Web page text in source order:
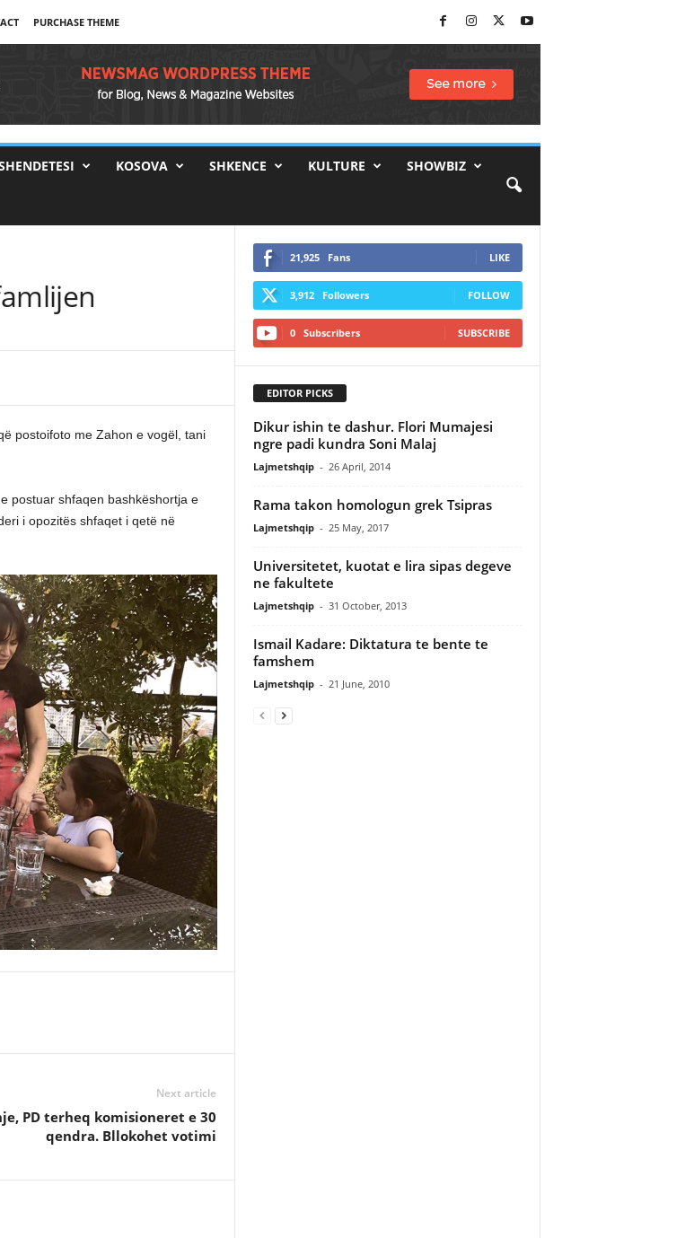
PURCHASE THEME
KOSOVA SHKENCE KULTURE SHOWBIZ
postoifoto me Zahon e vogël, tani
postuar shfaqen bashkëshortja e
i opozitës shfaqet i qetë në
Next article
PD terheq komisioneret e 30
qendra. Bllokohet votimi
21,925 Fans LIKE
3,912 Followers FOLLOW
0 Subscribers SUBSCRIBE
EDITOR PICKS
Dikur ishin te dashur. Flori Mumajesi
ngre padi kundra Soni Malaj
Lajmetshqip - 26 April, 2014
Rama takon homologun grek Tsipras
Lajmetshqip - 25 May, 2017
Universitetet, kuotat e lira sipas degeve
ne fakultete
Lajmetshqip - 31 October, 2013
Ismail Kadare: Diktatura te bente te
famshem
Lajmetshqip - 21 June, 2010